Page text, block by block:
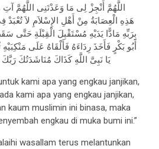
اللَّهُمَّ أَنْجِزْ لِى مَا وَعَدْتَنِى اللَّهُمَّ
هَذِهِ الْعِصَابَةُ مِنْ أَهْلِ الإِسْلاَمِ لاَ
بِرَبِّهِ مَادًّا يَدَيْهِ مُسْتَقْبِلَ الْقِبْلَةِ حَتَّى
أَبُو بَكْرٍ فَأَخَذَ رِدَاءَهُ فَأَلْقَاهُ عَلَى
يَا نَبِىَّ اللَّهِ كَذَاكَ مُنَاشَدَتُكَ
kami apa yang engkau janjikan,
kami apa yang engkau janjikan,
kaum muslimin ini binasa, maka
engkau di muka bumi ini.”
wasallam terus melantunkan